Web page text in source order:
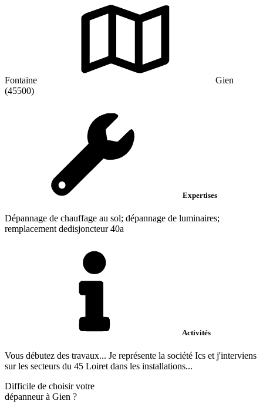
Fontaine
Gien
(45500)
Expertises
Dépannage de chauffage au sol; dépannage de luminaires;
remplacement dedisjoncteur 40a
Activités
Vous débutez des travaux... Je représente la société Ics et j'interviens
sur les secteurs du 45 Loiret dans les installations...
Difficile de choisir votre
dépanneur à Gien ?